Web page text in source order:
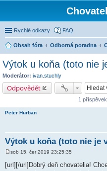
Rychlé odkazy FAQ
Obsah fóra Odborná poradna
Výtok u koňa (toto nie
Moderátor: ivan.stuchly
Odpovědět
1
Peter Hurban
Výtok u koňa (toto nie je
í
sob 15. čer 2019 23:25:35
[url][/url]Dobrý deň chovatelia!